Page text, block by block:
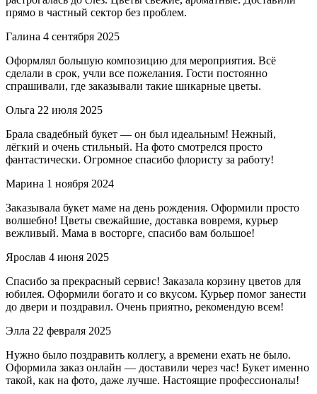
прямо в частный сектор без проблем.
Галина 4 сентября 2025
Оформлял большую композицию для мероприятия. Всё
сделали в срок, учли все пожелания. Гости постоянно
спрашивали, где заказывали такие шикарные цветы.
Ольга 22 июля 2025
Брала свадебный букет — он был идеальным! Нежный,
лёгкий и очень стильный. На фото смотрелся просто
фантастически. Огромное спасибо флористу за работу!
Марина 1 ноября 2024
Заказывала букет маме на день рождения. Оформили просто
волшебно! Цветы свежайшие, доставка вовремя, курьер
вежливый. Мама в восторге, спасибо вам большое!
Ярослав 4 июня 2025
Спасибо за прекрасный сервис! Заказала корзину цветов для
юбилея. Оформили богато и со вкусом. Курьер помог занести
до двери и поздравил. Очень приятно, рекомендую всем!
Элла 22 февраля 2025
Нужно было поздравить коллегу, а времени ехать не было.
Оформила заказ онлайн — доставили через час! Букет именно
такой, как на фото, даже лучше. Настоящие профессионалы!